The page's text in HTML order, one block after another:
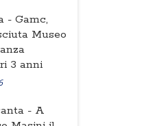
- Gamc,
Museo
3 anni
- A